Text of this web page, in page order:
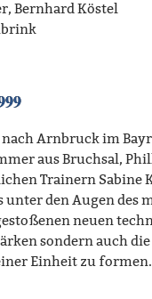
Bernhard Köstel
Arnbruck im
aus Bruchsal,
Trainern Sabine
den Augen des
neuen
sondern auch die
Einheit zu